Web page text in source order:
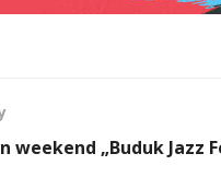
weekend „Buduk Jazz